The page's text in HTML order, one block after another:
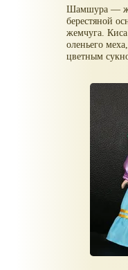
Шамшура —
берестяной
жемчуга.
оленьего
цветным